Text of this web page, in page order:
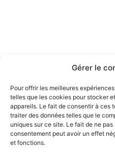
Gérer le
Pour offrir les meilleures
telles que les cookies pour stocker
appareils. Le fait de consentir à ces
traiter des données telles que le
uniques sur ce site. Le fait de ne
consentement peut avoir un effet
et fonctions.